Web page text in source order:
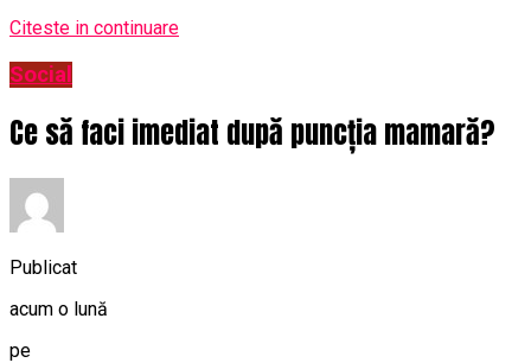
Citeste in continuare
Social
Ce să faci imediat după puncția mamară?
Publicat
acum o lună
pe